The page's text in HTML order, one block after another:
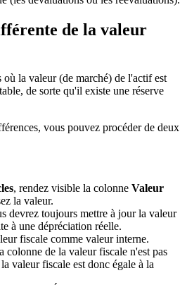
de la valeur
la valeur (de marché) de l'actif est
de sorte qu'il existe une réserve
vous pouvez procéder de deux
, rendez visible la colonne Valeur
la valeur.
devrez toujours mettre à jour la valeur
à une dépréciation réelle.
fiscale comme valeur interne.
colonne de la valeur fiscale n'est pas
valeur fiscale est donc égale à la